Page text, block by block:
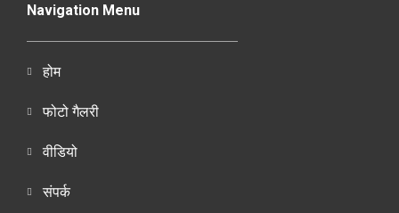
Navigation Menu
होम
फोटो गैलरी
वीडियो
संपर्क